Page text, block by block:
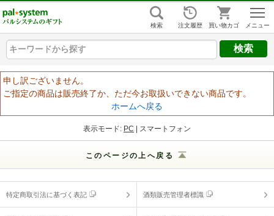
検索 注文履歴 買い物カゴ
組合員ログイン はじめての方
ヘルプ
ご利用ガイド
よくあるご質問（ギフトに関する情報）
ヘルプ・お問い合わせ
キーワードから探す
キーワードから探す
キーワードから探す
申し訳ございません。
ご指定の商品は販売終了か、ただ今お取扱いできない商品です。
ホームへ戻る
表示モード: PC | スマートフォン
このページの上へ戻る
特定商取引法に基づく表記 酒類販売管理者標識